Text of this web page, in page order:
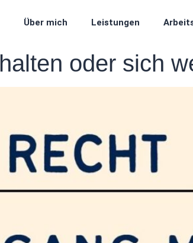
Über mich Leistungen
oder sich